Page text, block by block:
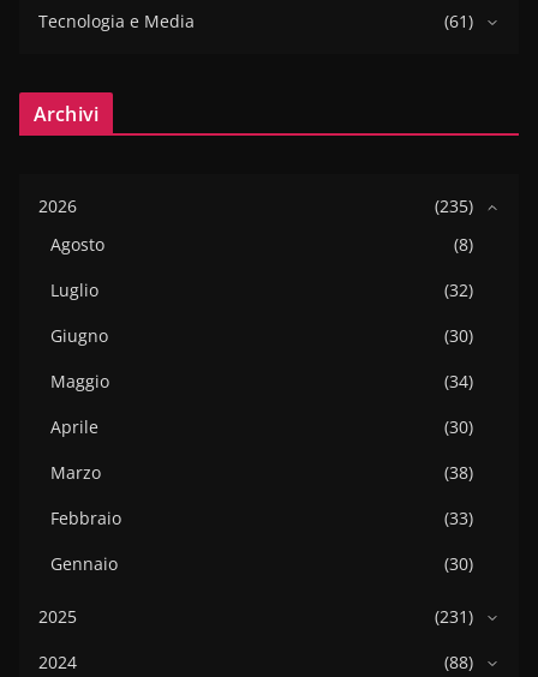
Tecnologia e Media
(61)
Archivi
2026
(235)
Agosto
(8)
Luglio
(32)
Giugno
(30)
Maggio
(34)
Aprile
(30)
Marzo
(38)
Febbraio
(33)
Gennaio
(30)
2025
(231)
2024
(88)